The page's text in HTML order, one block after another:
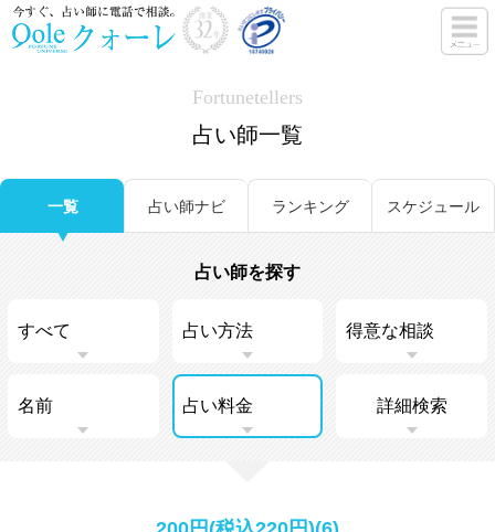
Fortunetellers
占い師一覧
一覧 占い師ナビ ランキング スケジュール
占い師を探す
詳細検索